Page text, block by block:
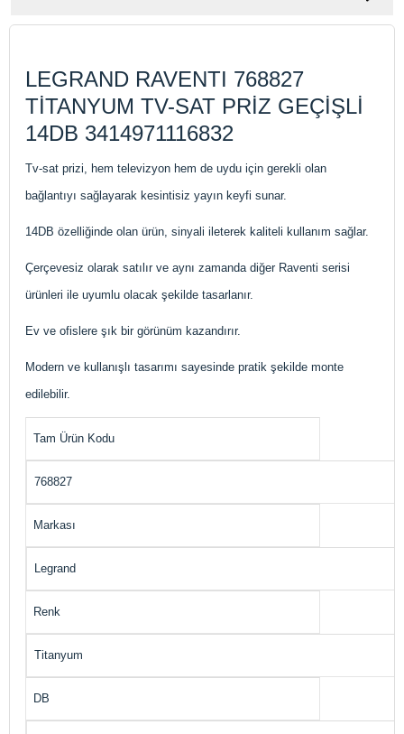
LEGRAND RAVENTI 768827
TİTANYUM TV-SAT PRİZ GEÇİŞLİ
14DB 3414971116832
Tv-sat prizi, hem televizyon hem de uydu için gerekli olan
bağlantıyı sağlayarak kesintisiz yayın keyfi sunar.
14DB özelliğinde olan ürün, sinyali ileterek kaliteli kullanım sağlar.
Çerçevesiz olarak satılır ve aynı zamanda diğer Raventi serisi
ürünleri ile uyumlu olacak şekilde tasarlanır.
Ev ve ofislere şık bir görünüm kazandırır.
Modern ve kullanışlı tasarımı sayesinde pratik şekilde monte
edilebilir.
Tam Ürün Kodu
768827
Markası
Legrand
Renk
Titanyum
DB